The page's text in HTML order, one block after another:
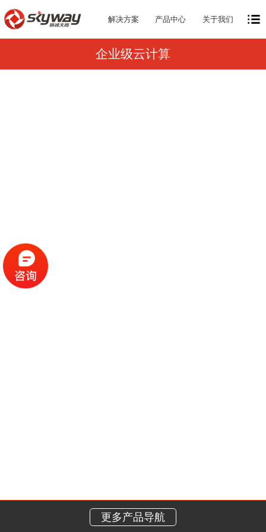
解决方案 产品中心 关于我们
企业级云计算
更多产品导航